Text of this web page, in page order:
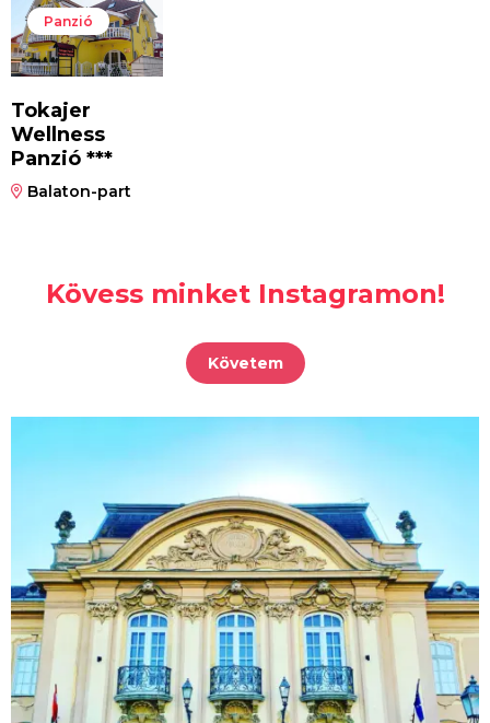
Panzió
Tokajer
Wellness
Panzió ***
Balaton-part
Kövess minket Instagramon!
Követem